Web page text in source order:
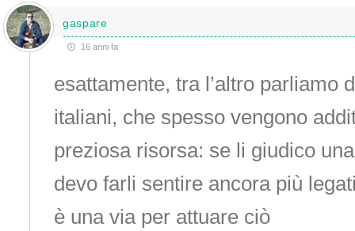
gaspare
16 anni fa
esattamente, tra l’altro parliamo
italiani, che spesso vengono
preziosa risorsa: se li giudico
devo farli sentire ancora più
è una via per attuare ciò